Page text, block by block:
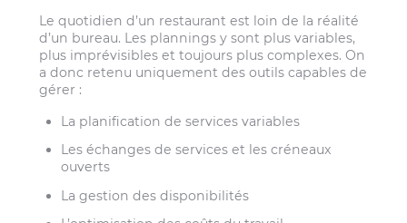
Le quotidien d’un restaurant est loin de la réalité
d’un bureau. Les plannings y sont plus variables,
plus imprévisibles et toujours plus complexes. On
a donc retenu uniquement des outils capables de
gérer :
La planification de services variables
Les échanges de services et les créneaux
ouverts
La gestion des disponibilités